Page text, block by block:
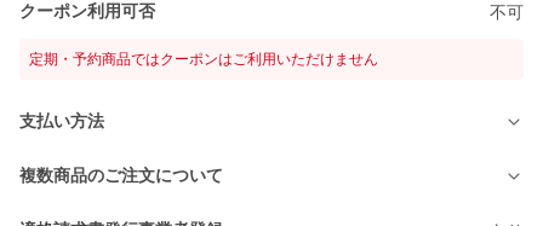
クーポン利用可否 不可
定期・予約商品ではクーポンはご利用いただけません
支払い方法
複数商品のご注文について